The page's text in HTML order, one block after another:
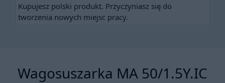
Kupujesz polski produkt. Przyczyniasz się do
tworzenia nowych miejsc pracy.
Wagosuszarka MA 50/1.5Y.IC